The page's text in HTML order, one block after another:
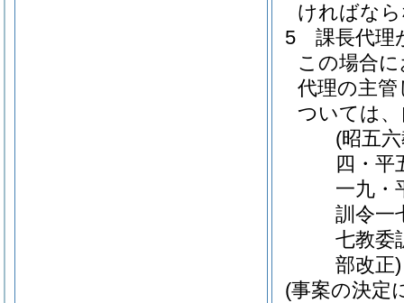
ければな
5
課長代理
この場合
代理の主
ついては
(昭五
四・平
一九・
訓令一
七教委
部改正)
(事案の決定